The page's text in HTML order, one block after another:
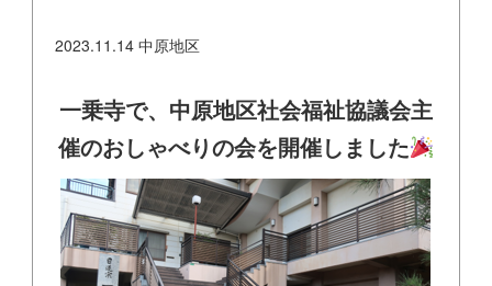
2023.11.14 中原地区
一乗寺で、中原地区社会福祉協議会主
催のおしゃべりの会を開催しました